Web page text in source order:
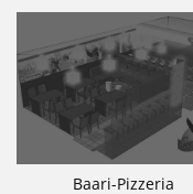
Baari-Pizzeria